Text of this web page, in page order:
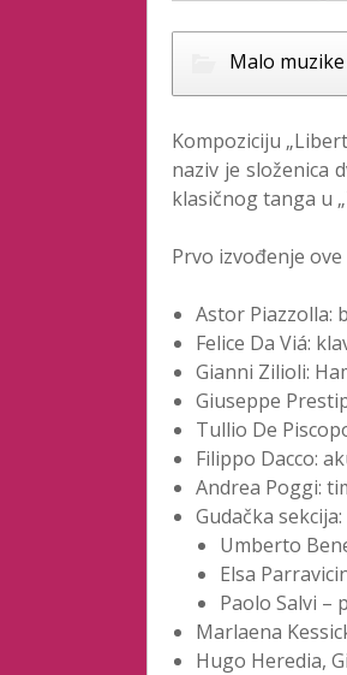
Malo muzike
Kompoziciju
naziv je složenica
klasičnog tanga u
Prvo izvođenje
Astor Piazzolla:
Felice Da Viá:
Gianni Zilioli:
Giuseppe
Tullio De
Filippo Dacco:
Andrea Poggi:
Gudačka sekcija:
Umberto
Elsa
Paolo Salvi –
Marlaena
Hugo Heredia,